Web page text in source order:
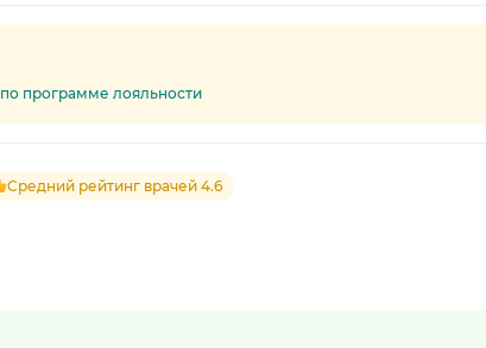
по программе лояльности
Средний рейтинг врачей 4.6